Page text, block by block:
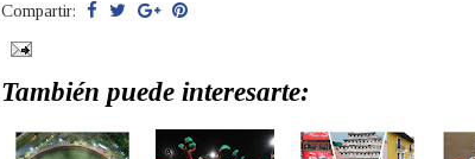
Compartir:
También puede interesarte: